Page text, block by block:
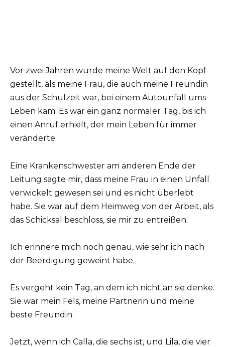
Vor zwei Jahren wurde meine Welt auf den Kopf
gestellt, als meine Frau, die auch meine Freundin
aus der Schulzeit war, bei einem Autounfall ums
Leben kam. Es war ein ganz normaler Tag, bis ich
einen Anruf erhielt, der mein Leben für immer
veränderte.
Eine Krankenschwester am anderen Ende der
Leitung sagte mir, dass meine Frau in einen Unfall
verwickelt gewesen sei und es nicht überlebt
habe. Sie war auf dem Heimweg von der Arbeit, als
das Schicksal beschloss, sie mir zu entreißen.
Ich erinnere mich noch genau, wie sehr ich nach
der Beerdigung geweint habe.
Es vergeht kein Tag, an dem ich nicht an sie denke.
Sie war mein Fels, meine Partnerin und meine
beste Freundin.
Jetzt, wenn ich Calla, die sechs ist, und Lila, die vier